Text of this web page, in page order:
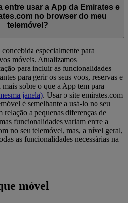
entre usar a App da Emirates e
no browser do meu
telemóvel?
especialmente para
móveis. Atualizamos
para incluir as funcionalidades
para gerir os seus voos, reservas e
mais sobre o que a App tem para
janela). Usar o site emirates.com
é semelhante a usá-lo no seu
relação a pequenas diferenças de
funcionalidades variam entre a
no seu telemóvel, mas, a nível geral,
as funcionalidades necessárias na
móvel